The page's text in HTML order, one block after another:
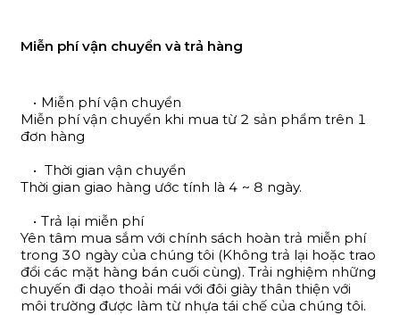
Miễn phí vận chuyển và trả hàng
Miễn phí vận chuyển
Miễn phí vận chuyển khi mua từ 2 sản phẩm trên 1
đơn hàng
Thời gian vận chuyển
Thời gian giao hàng ước tính là 4 ~ 8 ngày.
Trả lại miễn phí
Yên tâm mua sắm với chính sách hoàn trả miễn phí
trong 30 ngày của chúng tôi (Không trả lại hoặc trao
đổi các mặt hàng bán cuối cùng). Trải nghiệm những
chuyến đi dạo thoải mái với đôi giày thân thiện với
môi trường được làm từ nhựa tái chế của chúng tôi.